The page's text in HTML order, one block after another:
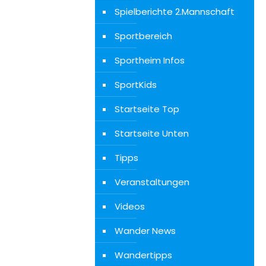
Spielberichte 2.Mannschaft
Sportbereich
Sportheim Infos
SportKids
Startseite Top
Startseite Unten
Tipps
Veranstaltungen
Videos
Wander News
Wandertipps